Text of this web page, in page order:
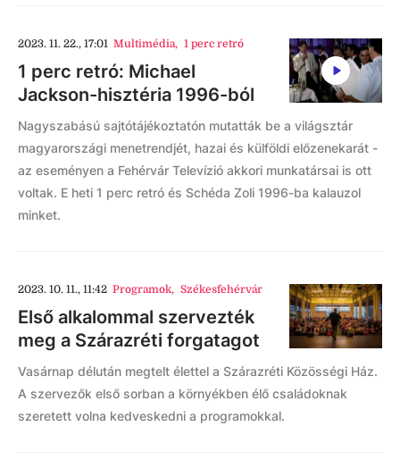
2023. 11. 22., 17:01 Multimédia, 1 perc retró
1 perc retró: Michael
Jackson-hisztéria 1996-ból
Nagyszabású sajtótájékoztatón mutatták be a világsztár
magyarországi menetrendjét, hazai és külföldi előzenekarát -
az eseményen a Fehérvár Televízió akkori munkatársai is ott
voltak. E heti 1 perc retró és Schéda Zoli 1996-ba kalauzol
minket.
2023. 10. 11., 11:42 Programok, Székesfehérvár
Első alkalommal szervezték
meg a Szárazréti forgatagot
Vasárnap délután megtelt élettel a Szárazréti Közösségi Ház.
A szervezők első sorban a környékben élő családoknak
szeretett volna kedveskedni a programokkal.